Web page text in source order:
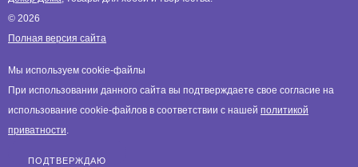
© 2026
Полная версия сайта
Мы используем cookie-файлы
При использовании данного сайта вы подтверждаете свое согласие на
использование cookie-файлов в соответствии с нашей политикой
приватности.
ПОДТВЕРЖДАЮ